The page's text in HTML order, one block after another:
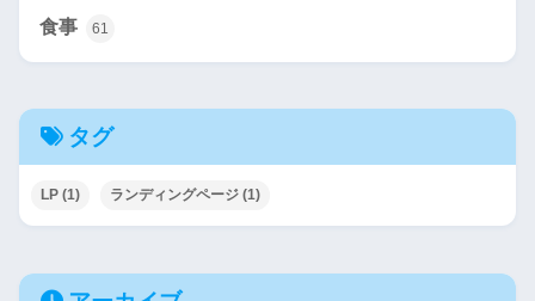
食事 61
タグ
LP (1) ランディングページ (1)